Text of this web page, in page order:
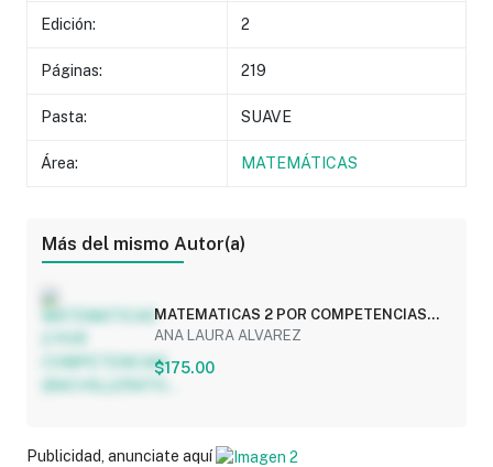
Edición: 2
Páginas: 219
Pasta: SUAVE
Área: MATEMÁTICAS
Más del mismo Autor(a)
MATEMATICAS 2 POR COMPETENCIAS
(BACHILLERATO...
ANA LAURA ALVAREZ
$175.00
Publicidad, anunciate aquí